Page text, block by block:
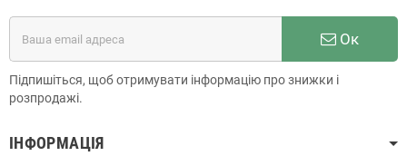
Ок
Підпишіться, щоб отримувати інформацію про знижки і
розпродажі.
ІНФОРМАЦІЯ